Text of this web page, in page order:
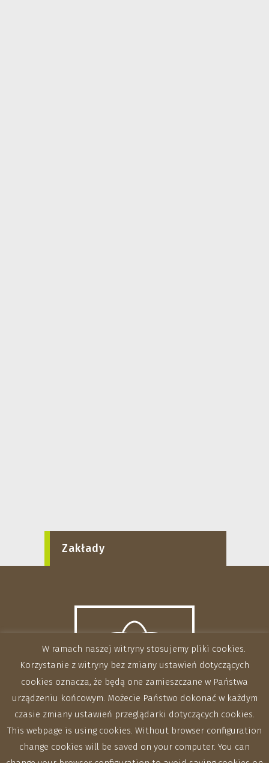
Zakłady
W ramach naszej witryny stosujemy pliki cookies.
Korzystanie z witryny bez zmiany ustawień dotyczących
cookies oznacza, że będą one zamieszczane w Państwa
urządzeniu końcowym. Możecie Państwo dokonać w każdym
czasie zmiany ustawień przeglądarki dotyczących cookies.
This webpage is using cookies. Without browser configuration
change cookies will be saved on your computer. You can